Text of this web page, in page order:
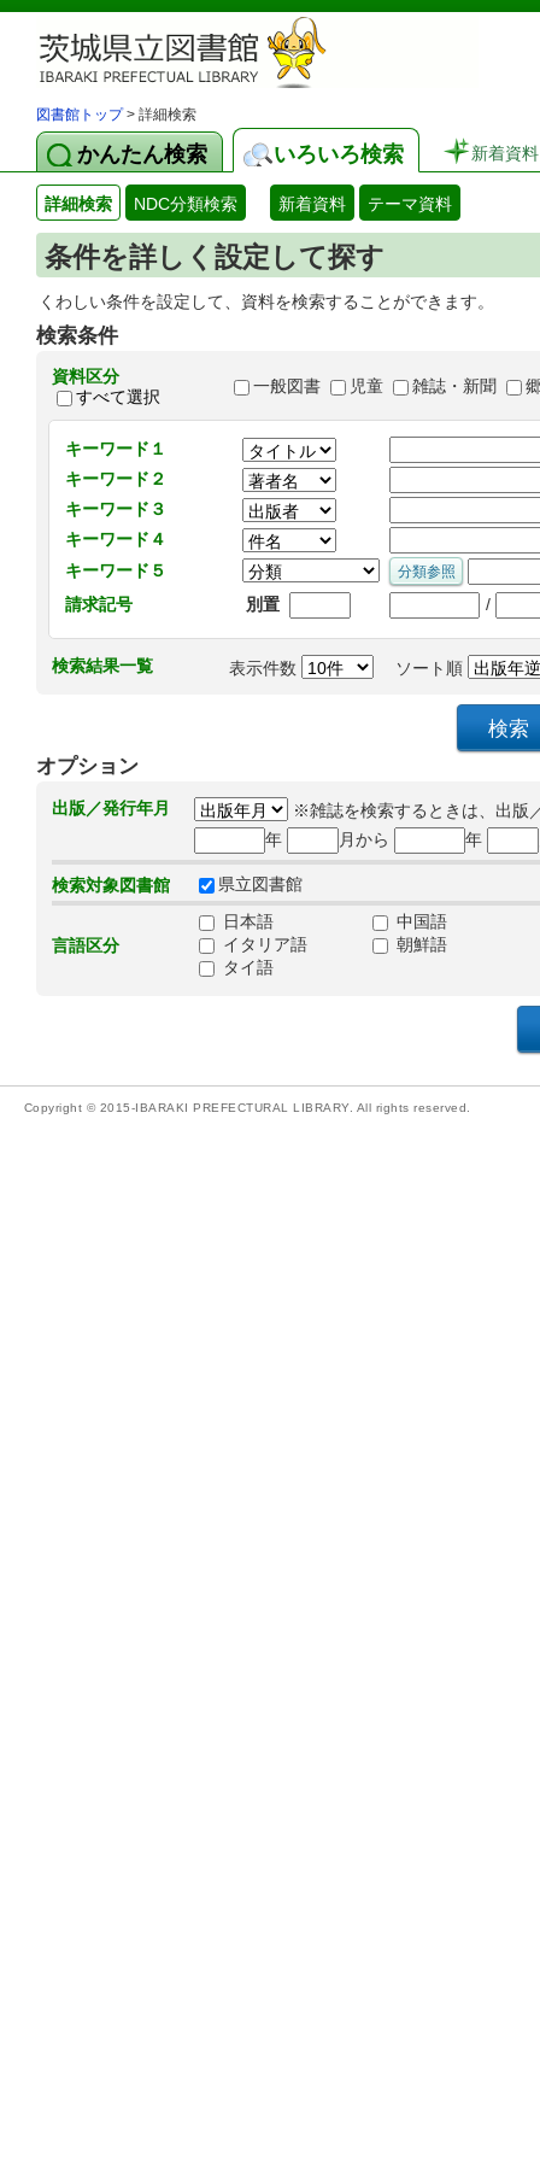
図書館トップ> 詳細検索
かんたん検索 いろいろ検索 新着資料
詳細検索 NDC分類検索 新着資料 テーマ資料
条件を詳しく設定して探す
くわしい条件を設定して、資料を検索することができます。
検索条件
資料区分
すべて選択
一般図書 児童 雑誌・新聞
キーワード１
キーワード２
キーワード３
キーワード４
キーワード５
請求記号
別置 /
検索結果一覧 表示件数 ソート順
オプション
出版／発行年月
※雑誌を検索するときは、出版
年
月から 年
検索対象図書館 県立図書館
言語区分
日本語
中国語
イタリア語
朝鮮語
タイ語
Copyright © 2015-IBARAKI PREFECTURAL LIBRARY. All rights reserved.